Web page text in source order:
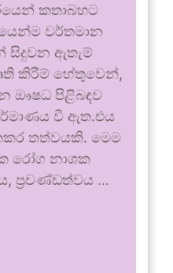
කතාබහට
වර්තමාන
සිදුවන ඇතැම්
කිරීම් හේතුවෙන්,
ඖෂධ පිළිබඳව
වී ඇත.එය
තත්වයකි. මෙම
රෝග නාශක
ප්‍රචණ්ඩත්වය …